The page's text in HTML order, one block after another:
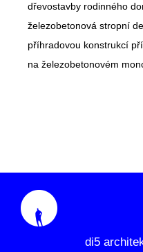
dřevostavby rodinného
železobetonová stropní
příhradovou konstrukcí
na železobetonovém
di5